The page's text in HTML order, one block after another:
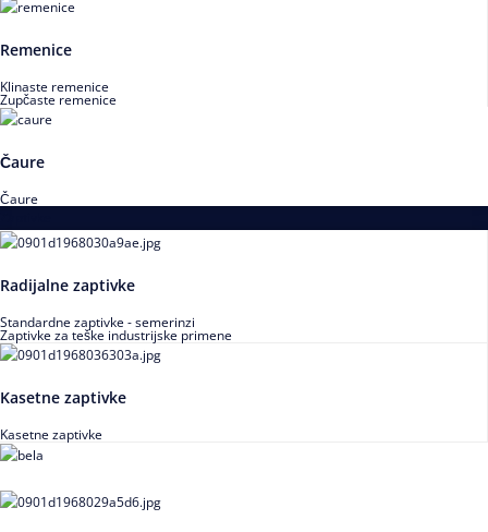
Remenice
Klinaste remenice
Zupčaste remenice
Čaure
Čaure
Radijalne zaptivke
Standardne zaptivke - semerinzi
Zaptivke za teške industrijske primene
Kasetne zaptivke
Kasetne zaptivke